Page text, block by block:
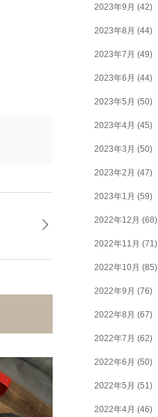
2023年9月 (42)
2023年8月 (44)
2023年7月 (49)
2023年6月 (44)
2023年5月 (50)
2023年4月 (45)
2023年3月 (50)
2023年2月 (47)
2023年1月 (59)
2022年12月 (68)
2022年11月 (71)
2022年10月 (85)
2022年9月 (76)
2022年8月 (67)
2022年7月 (62)
2022年6月 (50)
2022年5月 (51)
2022年4月 (46)